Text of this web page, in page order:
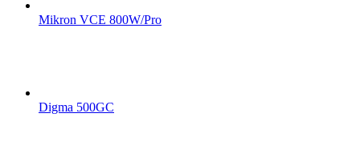
Mikron VCE 800W/Pro
Digma 500GC